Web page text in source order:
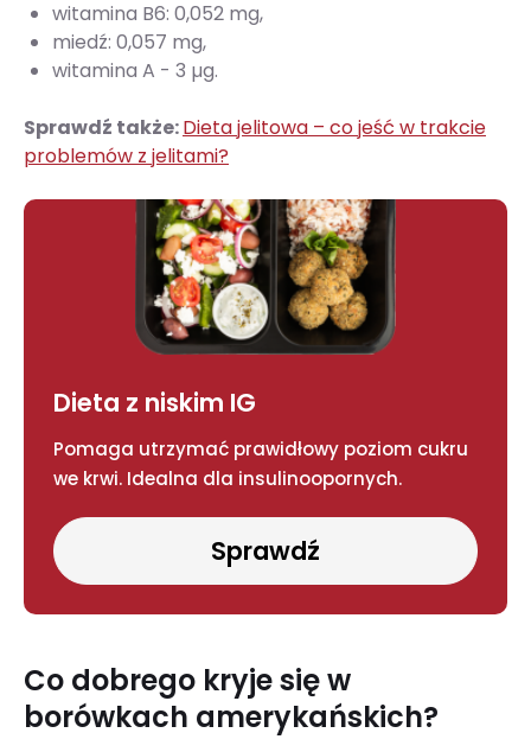
witamina B6: 0,052 mg,
miedź: 0,057 mg,
witamina A - 3 µg.
Sprawdź także:Dieta jelitowa – co jeść w trakcie
problemów z jelitami?
Dieta z niskim IG
Pomaga utrzymać prawidłowy poziom cukru
we krwi. Idealna dla insulinoopornych.
Sprawdź
Co dobrego kryje się w
borówkach amerykańskich?